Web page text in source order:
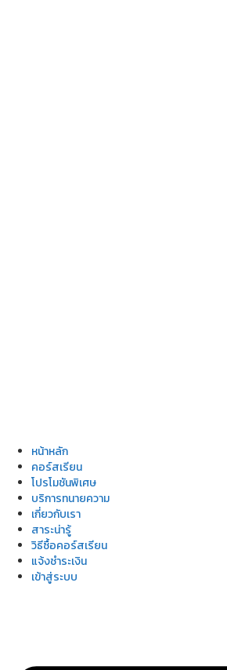
หน้าหลัก
คอร์สเรียน
โปรโมชันพิเศษ
บริการทนายความ
เกี่ยวกับเรา
สาระน่ารู้
วิธีซื้อคอร์สเรียน
แจ้งชำระเงิน
เข้าสู่ระบบ